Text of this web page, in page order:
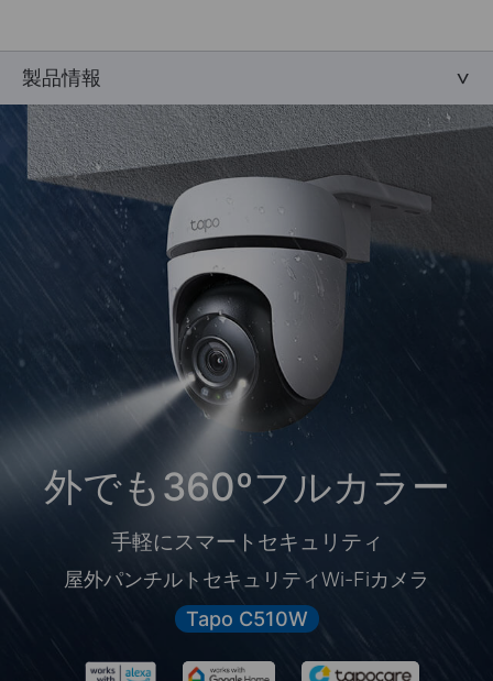
製品情報
外でも360ºフルカラー
手軽にスマートセキュリティ
屋外パンチルトセキュリティWi-Fiカメラ
Tapo C510W